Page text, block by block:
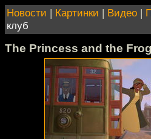
Новости | Картинки | Видео |
клуб
The Princess and the Frog